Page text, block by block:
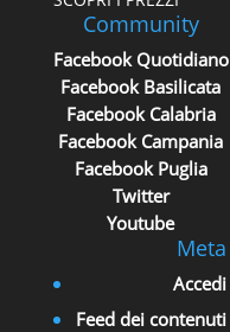
Community
Facebook Quotidiano
Facebook Basilicata
Facebook Calabria
Facebook Campania
Facebook Puglia
Twitter
Youtube
Meta
Accedi
Feed dei contenuti